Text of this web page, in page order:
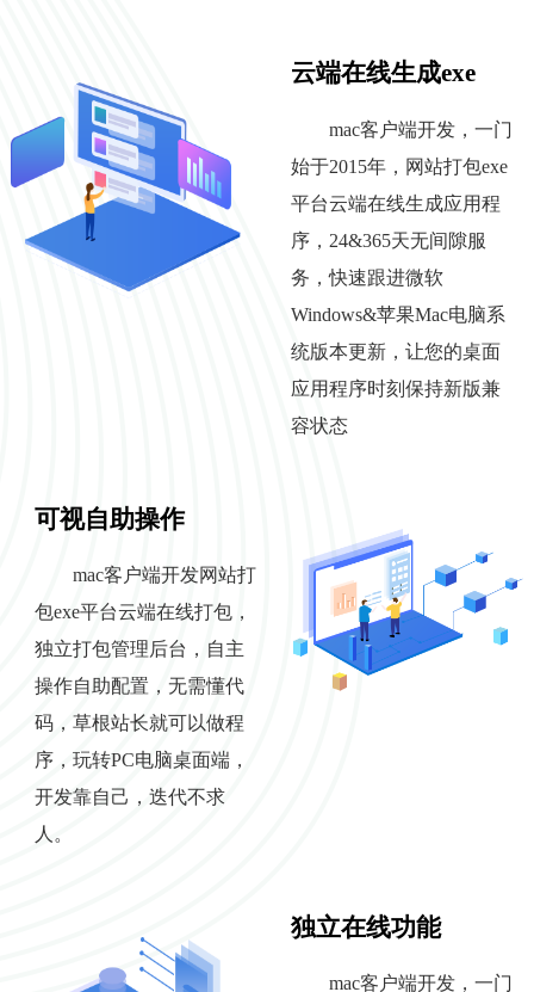
云端在线生成exe
mac客户端开发，一门
始于2015年，网站打包exe
平台云端在线生成应用程
序，24&365天无间隙服
务，快速跟进微软
Windows&苹果Mac电脑系
统版本更新，让您的桌面
应用程序时刻保持新版兼
容状态
可视自助操作
mac客户端开发网站打
包exe平台云端在线打包，
独立打包管理后台，自主
操作自助配置，无需懂代
码，草根站长就可以做程
序，玩转PC电脑桌面端，
开发靠自己，迭代不求
人。
独立在线功能
mac客户端开发，一门